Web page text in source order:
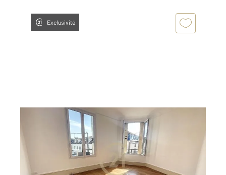
Exclusivité
PROVINS 77
, 3 pièces
Ref : 50392
Appartement F3 à louer